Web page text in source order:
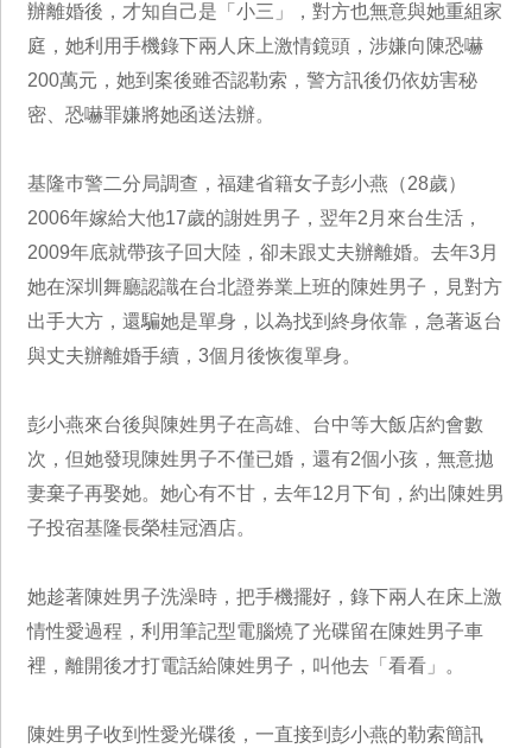
辦離婚後，才知自己是「小三」，對方也無意與她重組家
庭，她利用手機錄下兩人床上激情鏡頭，涉嫌向陳恐嚇
200萬元，她到案後雖否認勒索，警方訊後仍依妨害秘
密、恐嚇罪嫌將她函送法辦。
基隆巿警二分局調查，福建省籍女子彭小燕（28歲）
2006年嫁給大他17歲的謝姓男子，翌年2月來台生活，
2009年底就帶孩子回大陸，卻未跟丈夫辦離婚。去年3月
她在深圳舞廳認識在台北證券業上班的陳姓男子，見對方
出手大方，還騙她是單身，以為找到終身依靠，急著返台
與丈夫辦離婚手續，3個月後恢復單身。
彭小燕來台後與陳姓男子在高雄、台中等大飯店約會數
次，但她發現陳姓男子不僅已婚，還有2個小孩，無意拋
妻棄子再娶她。她心有不甘，去年12月下旬，約出陳姓男
子投宿基隆長榮桂冠酒店。
她趁著陳姓男子洗澡時，把手機擺好，錄下兩人在床上激
情性愛過程，利用筆記型電腦燒了光碟留在陳姓男子車
裡，離開後才打電話給陳姓男子，叫他去「看看」。
陳姓男子收到性愛光碟後，一直接到彭小燕的勒索簡訊